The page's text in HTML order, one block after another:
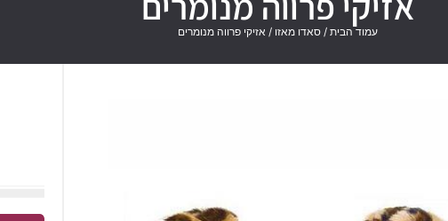
עמוד הבית /סאדו מאזו / אזיקי פרווה מנומרים